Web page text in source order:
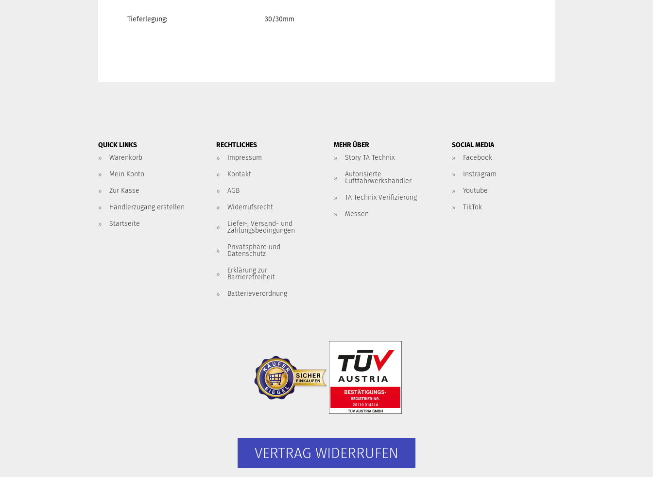
Tieferlegung: 30/30mm
QUICK LINKS
Warenkorb
Mein Konto
Zur Kasse
Händlerzugang erstellen
Startseite
RECHTLICHES
Impressum
Kontakt
AGB
Widerrufsrecht
Liefer-, Versand- und
Zahlungsbedingungen
Privatsphäre und
Datenschutz
Erklärung zur
Barrierefreiheit
Batterieverordnung
MEHR ÜBER
Story TA Technix
Autorisierte
Luftfahrwerkshändler
TA Technix Verifizierung
Messen
SOCIAL MEDIA
Facebook
Instragram
Youtube
TikTok
VERTRAG WIDERRUFEN